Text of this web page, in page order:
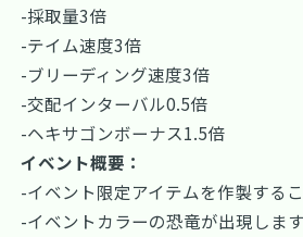
-採取量3倍
-テイム速度3倍
-ブリーディング速度3倍
-交配インターバル0.5倍
-ヘキサゴンボーナス1.5倍
イベント概要：
-イベント限定アイテムを作製するこ
-イベントカラーの恐竜が出現します